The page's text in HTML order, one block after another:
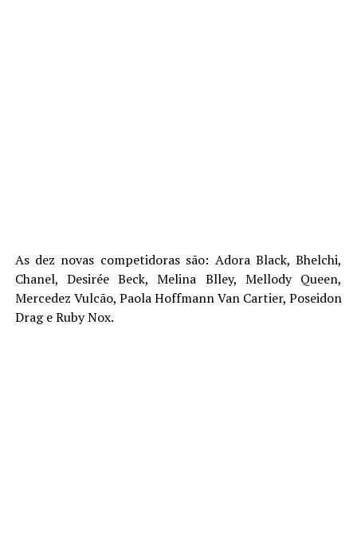
As dez novas competidoras são: Adora Black, Bhelchi,
Chanel, Desirée Beck, Melina Blley, Mellody Queen,
Mercedez Vulcão, Paola Hoffmann Van Cartier, Poseidon
Drag e Ruby Nox.